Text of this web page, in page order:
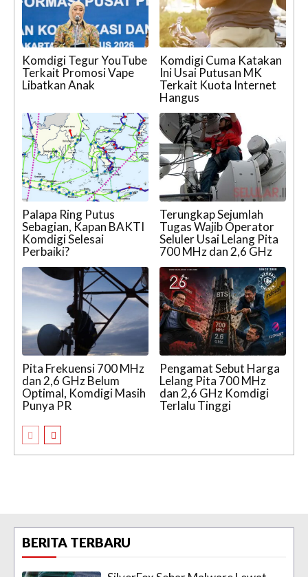
Komdigi Tegur YouTube
Terkait Promosi Vape
Libatkan Anak
Komdigi Cuma Katakan
Ini Usai Putusan MK
Terkait Kuota Internet
Hangus
Palapa Ring Putus
Sebagian, Kapan BAKTI
Komdigi Selesai
Perbaiki?
Terungkap Sejumlah
Tugas Wajib Operator
Seluler Usai Lelang Pita
700 MHz dan 2,6 GHz
Pita Frekuensi 700 MHz
dan 2,6 GHz Belum
Optimal, Komdigi Masih
Punya PR
Pengamat Sebut Harga
Lelang Pita 700 MHz
dan 2,6 GHz Komdigi
Terlalu Tinggi
BERITA TERBARU